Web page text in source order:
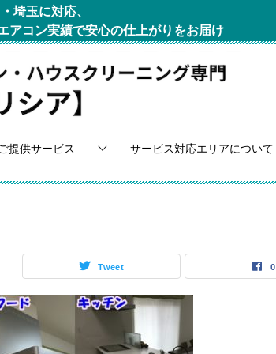
埼玉に対応、
アコン実績で安心の仕上がりをお届け
ご提供サービス サービス対応エリアについて
Tweet 0